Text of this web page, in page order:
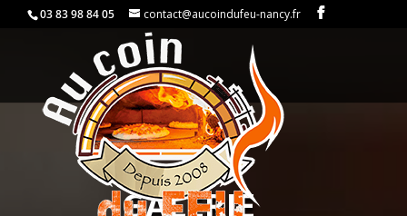
03 83 98 84 05 contact@aucoindufeu-nancy.fr
GALERIE